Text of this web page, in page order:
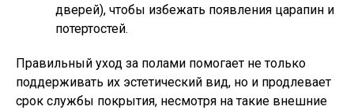
дверей), чтобы избежать появления царапин и
потертостей.
Правильный уход за полами помогает не только
поддерживать их эстетический вид, но и продлевает
срок службы покрытия, несмотря на такие внешние